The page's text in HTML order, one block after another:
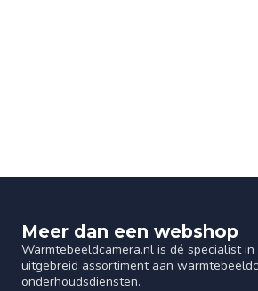
Meer dan een webshop
Warmtebeeldcamera.nl is dé specialist
uitgebreid assortiment aan
onderhoudsdiensten.